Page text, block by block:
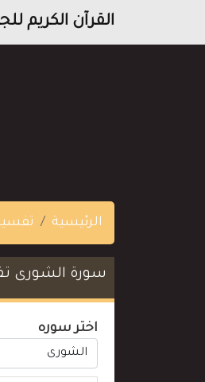
القرآن الكريم
الرئيسية
سورة الشورى
اختر سوره